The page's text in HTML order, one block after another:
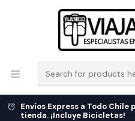
Envíos Express a Todo Chile
tienda. ¡Incluye Bicicletas!